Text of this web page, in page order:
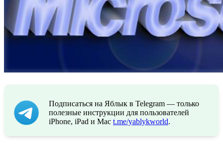
Подписаться на Яблык в Telegram — только
полезные инструкции для пользователей
iPhone, iPad и Mac t.me/yablykworld.